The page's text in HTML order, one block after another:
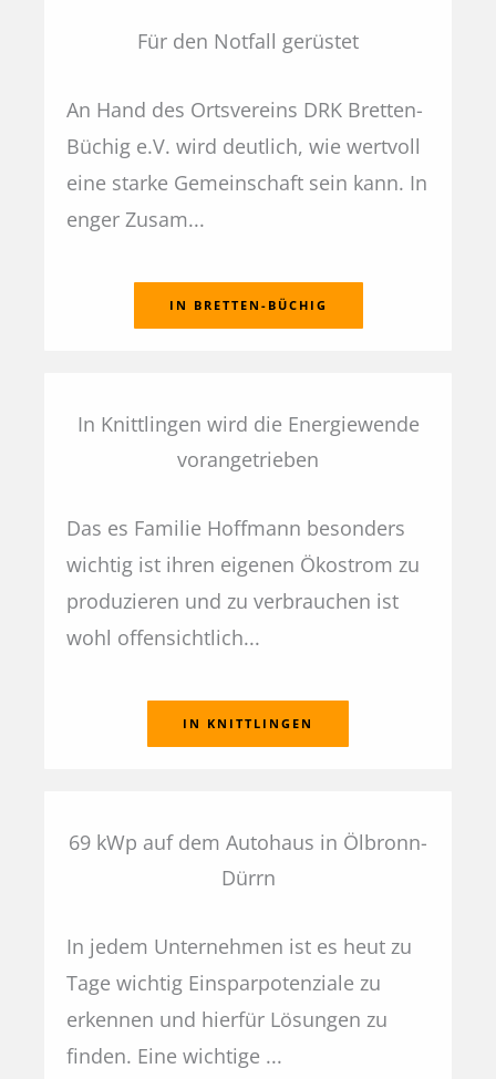
Für den Notfall gerüstet
An Hand des Ortsvereins DRK Bretten-
Büchig e.V. wird deutlich, wie wertvoll
eine starke Gemeinschaft sein kann. In
enger Zusam...
IN BRETTEN-BÜCHIG
In Knittlingen wird die Energiewende
vorangetrieben
Das es Familie Hoffmann besonders
wichtig ist ihren eigenen Ökostrom zu
produzieren und zu verbrauchen ist
wohl offensichtlich...
IN KNITTLINGEN
69 kWp auf dem Autohaus in Ölbronn-
Dürrn
In jedem Unternehmen ist es heut zu
Tage wichtig Einsparpotenziale zu
erkennen und hierfür Lösungen zu
finden. Eine wichtige ...